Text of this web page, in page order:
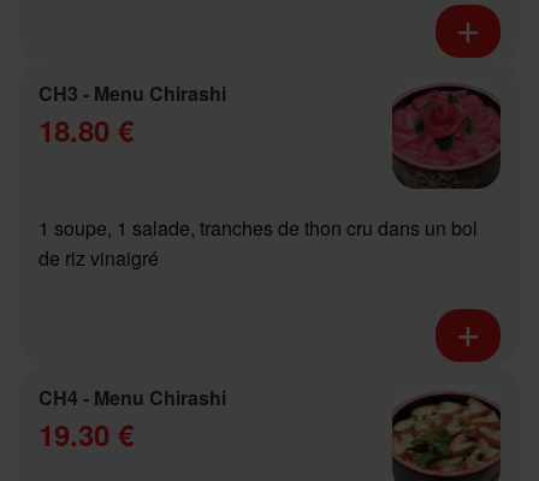
CH3 - Menu Chirashi
18.80 €
1 soupe, 1 salade, tranches de thon cru dans un bol
de riz vinaigré
CH4 - Menu Chirashi
19.30 €